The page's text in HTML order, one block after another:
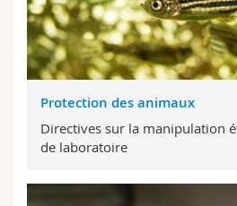
Protection des animaux
Directives sur la manipulation
de laboratoire